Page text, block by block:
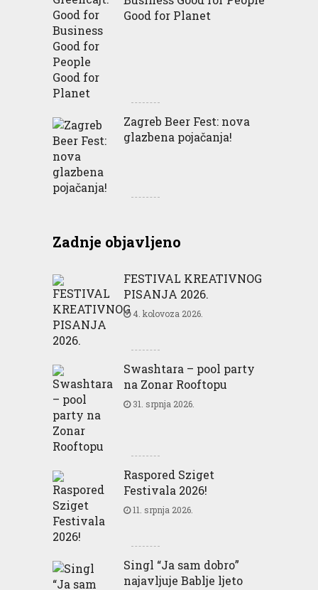
Good for Planet
Zagreb Beer Fest: nova
glazbena pojačanja!
Zadnje objavljeno
FESTIVAL KREATIVNOG
PISANJA 2026.
4. kolovoza 2026.
Swashtara – pool party
na Zonar Rooftopu
31. srpnja 2026.
Raspored Sziget
Festivala 2026!
11. srpnja 2026.
Singl “Ja sam dobro”
najavljuje Bablje ljeto